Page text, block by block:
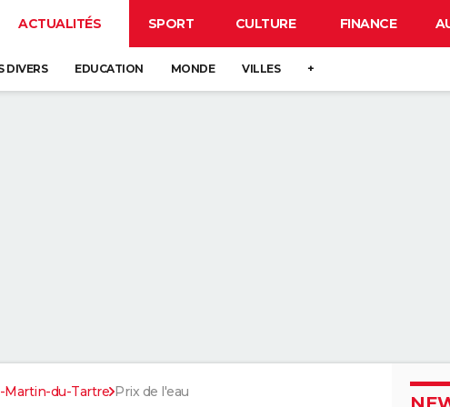
ACTUALITÉS SPORT CULTURE FINANCE
DIVERS EDUCATION MONDE VILLES +
Martin-du-Tartre Prix de l'eau